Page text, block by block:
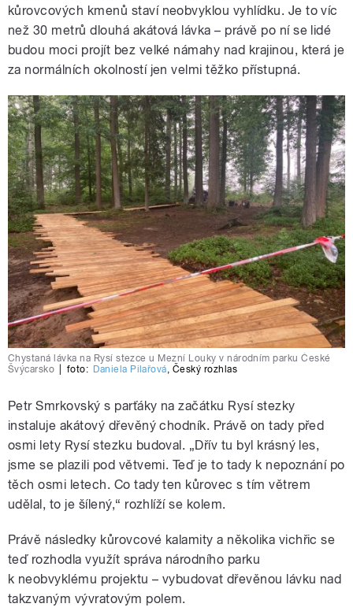
kůrovcových kmenů staví neobvyklou vyhlídku. Je to víc
než 30 metrů dlouhá akátová lávka – právě po ní se lidé
budou moci projít bez velké námahy nad krajinou, která je
za normálních okolností jen velmi těžko přístupná.
Chystaná lávka na Rysí stezce u Mezní Louky v národním parku České
Švýcarsko
foto: Daniela Pilařová, Český rozhlas
Petr Smrkovský s parťáky na začátku Rysí stezky
instaluje akátový dřevěný chodník. Právě on tady před
osmi lety Rysí stezku budoval. „Dřív tu byl krásný les,
jsme se plazili pod větvemi. Teď je to tady k nepoznání po
těch osmi letech. Co tady ten kůrovec s tím větrem
udělal, to je šílený,“ rozhlíží se kolem.
Právě následky kůrovcové kalamity a několika vichřic se
teď rozhodla využít správa národního parku
k neobvyklému projektu – vybudovat dřevěnou lávku nad
takzvaným vývratovým polem.